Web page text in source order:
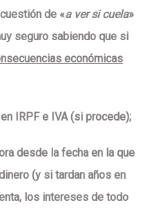
de «a ver si cuela»
seguro sabiendo que si
económicas
IRPF e IVA (si procede);
desde la fecha en la que
(y si tardan años en
los intereses de todo